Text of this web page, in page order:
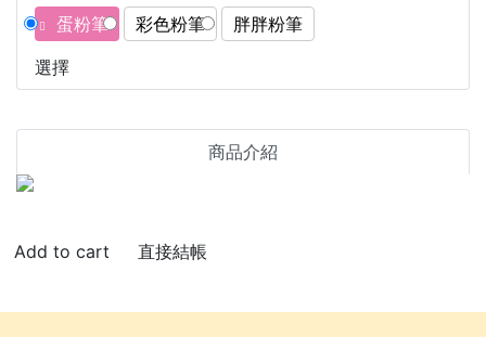
蛋粉筆 彩色粉筆
胖胖粉筆
選擇
商品介紹
直接結帳